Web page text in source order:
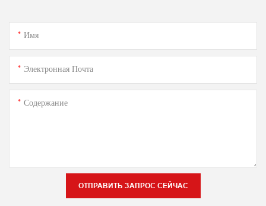
Имя
Электронная Почта
Содержание
ОТПРАВИТЬ ЗАПРОС СЕЙЧАС